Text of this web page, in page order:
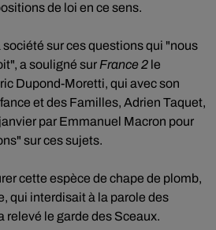
de loi en ce sens.
sur ces questions qui "nous
a souligné sur France 2 le
Dupond-Moretti, qui avec son
et des Familles, Adrien Taquet,
par Emmanuel Macron pour
sur ces sujets.
cette espèce de chape de plomb,
qui interdisait à la parole des
relevé le garde des Sceaux.